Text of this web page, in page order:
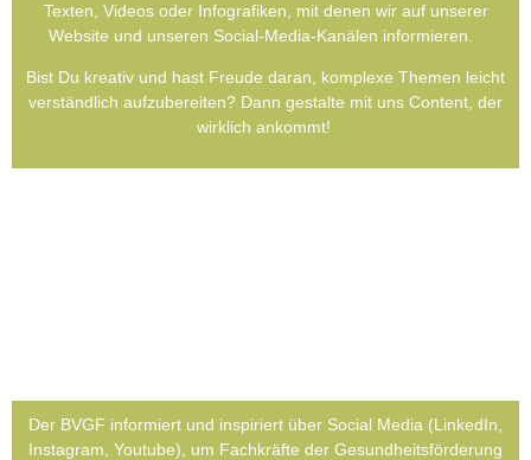
Tex­ten, Vide­os oder Info­gra­fi­ken, mit denen wir auf unse­rer
Web­site und unse­ren Social-Media-Kanä­len infor­mie­ren.
Bist Du krea­tiv und hast Freu­de dar­an, kom­ple­xe The­men leicht
ver­ständ­lich auf­zu­be­rei­ten? Dann gestal­te mit uns Con­tent, der
wirk­lich ankommt!
Der BVGF infor­miert und inspi­riert über Social Media (Lin­ke­dIn,
Insta­gram, You­tube), um Fach­kräf­te der Gesund­heits­förderung